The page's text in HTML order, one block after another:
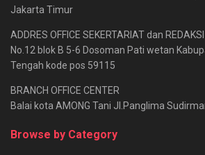
Jakarta Timur
ADDRES OFFICE SEKERTARIAT dan
No.12 blok B 5-6 Dosoman Pati wetan
Tengah kode pos 59115
BRANCH OFFICE CENTER
Balai kota AMONG Tani Jl.Panglima
Browse by Category